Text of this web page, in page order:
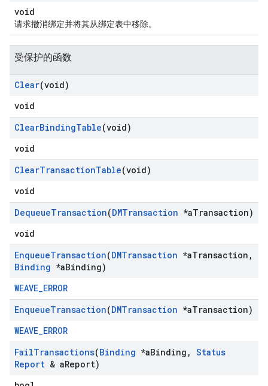
void
请求撤消绑定并将其从绑定表中移除。
受保护的函数
Clear(void)
void
ClearBindingTable(void)
void
ClearTransactionTable(void)
void
DequeueTransaction(DMTransaction *aTransaction)
void
EnqueueTransaction(DMTransaction *aTransaction ,
Binding *aBinding)
WEAVE_ERROR
EnqueueTransaction(DMTransaction *aTransaction)
WEAVE_ERROR
FailTransactions(Binding *aBinding , Status
Report & aReport)